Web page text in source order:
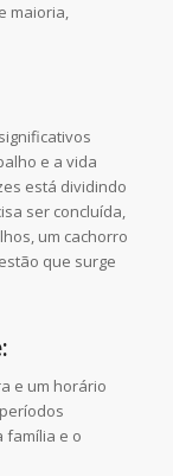
maioria,
significativos
e a vida
está dividindo
ser concluída,
um cachorro
que surge
e um horário
família e o